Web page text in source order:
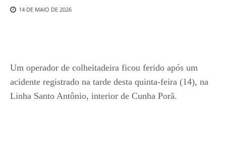
14 DE MAIO DE 2026
Um operador de colheitadeira ficou ferido após um
acidente registrado na tarde desta quinta-feira (14), na
Linha Santo Antônio, interior de Cunha Porã.